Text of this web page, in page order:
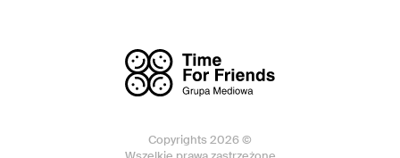
Copyrights 2026 ©